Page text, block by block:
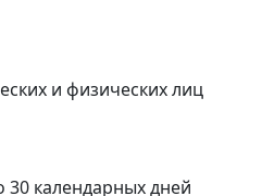
и физических лиц
30 календарных дней